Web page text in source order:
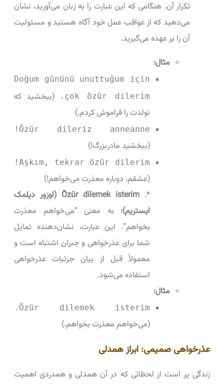
تکرار آن. هنگامی که این عبارت را به زبان می‌آورید، نشان
می‌دهید که از عواقب عمل خود آگاه هستید و مسئولیت
آن را بر عهده می‌گیرید.
مثال:
Doğum gününü unuttuğum için
çok özür dilerim.
(ببخشید که
تولدت را فراموش کردم.)
Özür dileriz anneanne!
(ببخشید مادربزرگ!)
Aşkım, tekrar özür dilerim!
(عشقم، دوباره معذرت می‌خواهم!)
*.
Özür dilemek isterim (اوزور دیلمک
ایستریم): به معنی “می‌خواهم معذرت
بخواهم”. این عبارت، نشان‌دهنده تمایل
شما برای عذرخواهی و جبران اشتباه است و
معمولاً قبل از بیان جزئیات عذرخواهی
استفاده می‌شود.
مثال:
Özür dilemek isterim.
(می‌خواهم معذرت بخواهم.)
عذرخواهی صمیمی: ابراز همدلی
زندگی پر است از لحظاتی که در آن همدلی و همدردی اهمیت